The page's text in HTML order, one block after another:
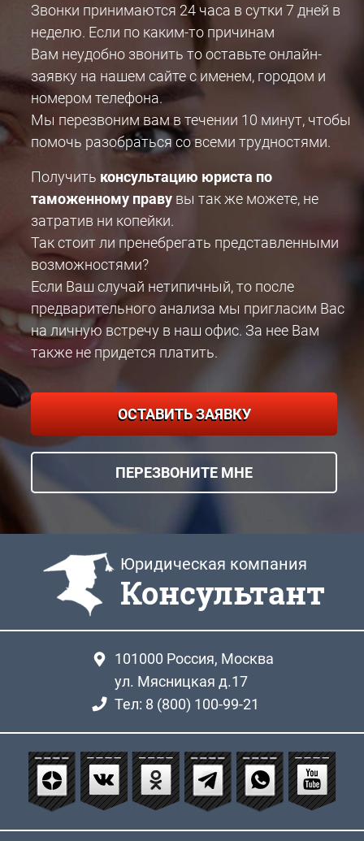
Звонки принимаются 24 часа в сутки 7 дней в
неделю. Если по каким-то причинам
Вам неудобно звонить то оставьте онлайн-
заявку на нашем сайте с именем, городом и
номером телефона.
Мы перезвоним вам в течении 10 минут, чтобы
помочь разобраться со всеми трудностями.
Получить консультацию юриста по
таможенному праву вы так же можете, не
затратив ни копейки.
Так стоит ли пренебрегать представленными
возможностями?
Если Ваш случай нетипичный, то после
предварительного анализа мы пригласим Вас
на личную встречу в наш офис. За нее Вам
также не придется платить.
ОСТАВИТЬ ЗАЯВКУ
ПЕРЕЗВОНИТЕ МНЕ
Юридическая компания
Консультант
101000 Россия, Москва
ул. Мясницкая д.17
Тел: 8 (800) 100-99-21